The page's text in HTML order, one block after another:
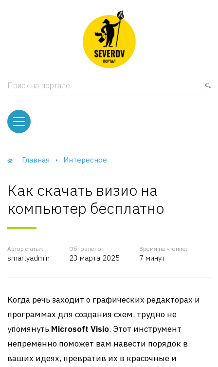
Поиск на портале
Главная Интересное
Как скачать визио на
компьютер бесплатно
Автор статьи:
smartyadmin
Обновлено:
23 марта 2025
Время на чтение:
7 минут
Когда речь заходит о графических редакторах и
программах для создания схем, трудно не
упомянуть Microsoft Visio. Этот инструмент
непременно поможет вам навести порядок в
ваших идеях, превратив их в красочные и
и тумбы